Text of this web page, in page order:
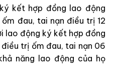
kết hợp đồng lao động
đau, tai nạn điều trị 12
lao động ký kết hợp đồng
trị ốm đau, tai nạn 06
năng lao động của họ